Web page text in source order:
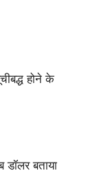
होने के
बताया